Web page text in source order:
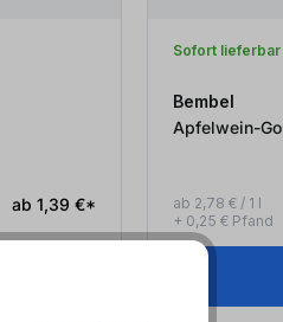
ab 1,39 €*
Sofort lieferbar
Bembel
ab 2,78 € / 1 l
+ 0,25 € Pfand